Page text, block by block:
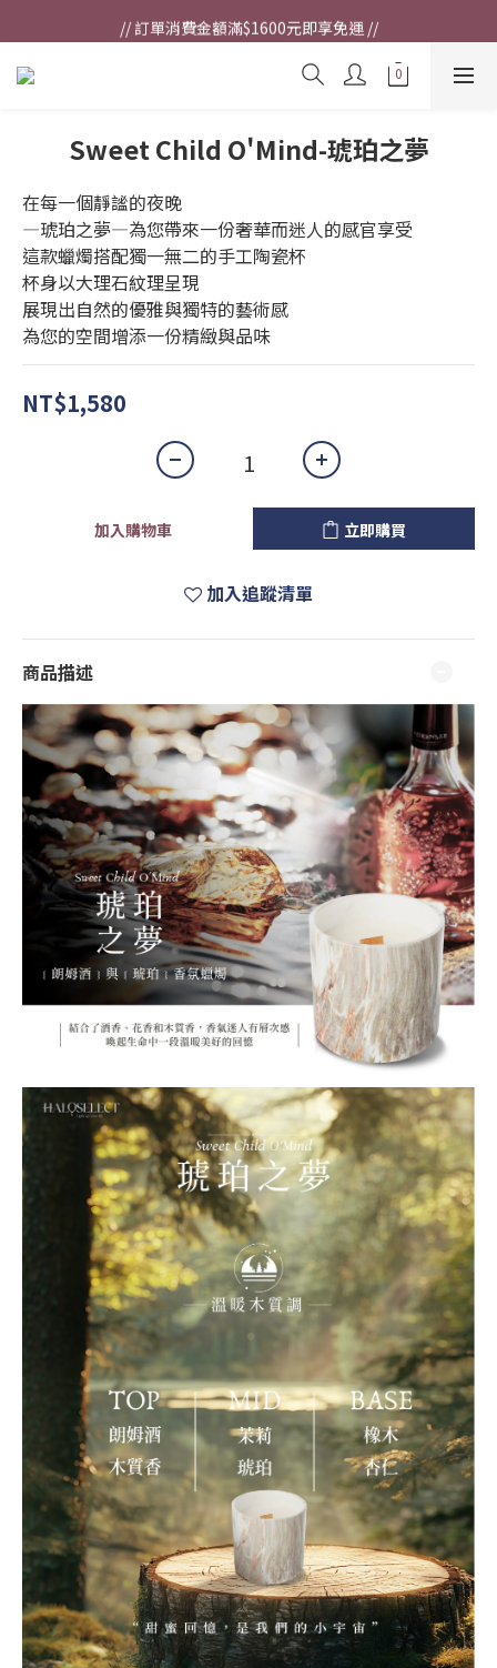
// 訂單消費金額滿$1600元即享免運 //
// 訂單消費金額滿$1600元即享免運 //
Sweet Child O'Mind-琥珀之夢
在每一個靜謐的夜晚
—琥珀之夢—為您帶來一份奢華而迷人的感官享受
這款蠟燭搭配獨一無二的手工陶瓷杯
杯身以大理石紋理呈現
展現出自然的優雅與獨特的藝術感
為您的空間增添一份精緻與品味
NT$1,580
加入購物車 立即購買
加入追蹤清單
商品描述